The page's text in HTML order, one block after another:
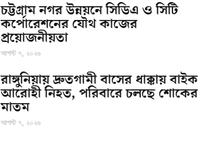
চট্টগ্রাম নগর উন্নয়নে সিডিএ ও সিটি
কর্পোরেশনের যৌথ কাজের
প্রয়োজনীয়তা
আগস্ট ৭, ২০২৬
রাঙ্গুনিয়ায় দ্রুতগামী বাসের ধাক্কায় বাইক
আরোহী নিহত, পরিবারে চলছে শোকের
মাতম
আগস্ট ৭, ২০২৬